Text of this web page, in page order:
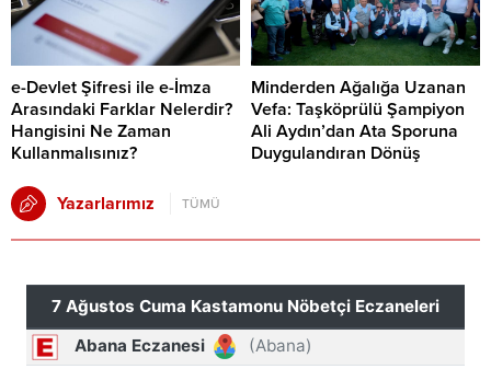
e-Devlet Şifresi ile e-İmza
Arasındaki Farklar Nelerdir?
Hangisini Ne Zaman
Kullanmalısınız?
Minderden Ağalığa Uzanan
Vefa: Taşköprülü Şampiyon
Ali Aydın’dan Ata Sporuna
Duygulandıran Dönüş
Yazarlarımız TÜMÜ